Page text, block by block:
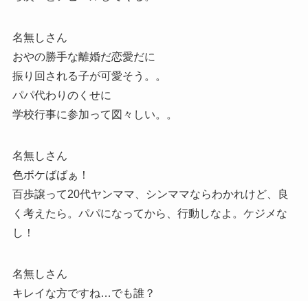
名無しさん
おやの勝手な離婚だ恋愛だに
振り回される子が可愛そう。。
パパ代わりのくせに
学校行事に参加って図々しい。。
名無しさん
色ボケばばぁ！
百歩譲って20代ヤンママ、シンママならわかれけど、良
く考えたら。パパになってから、行動しなよ。ケジメな
し！
名無しさん
キレイな方ですね…でも誰？